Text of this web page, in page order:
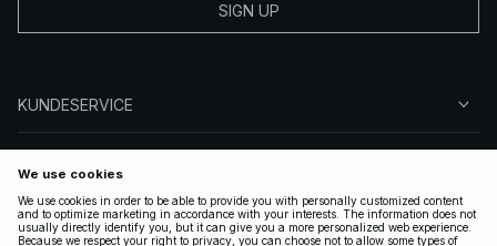
SIGN UP
KUNDESERVICE
FØLG OS